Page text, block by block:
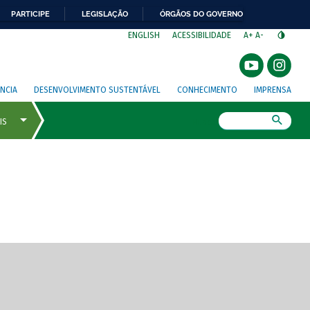
PARTICIPE LEGISLAÇÃO ÓRGÃOS DO GOVERNO
ENGLISH ACESSIBILIDADE A+ A-
DESENVOLVIMENTO SUSTENTÁVEL CONHECIMENTO IMPRENSA
de tela